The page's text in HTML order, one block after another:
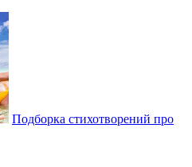
Подборка стихотворений про